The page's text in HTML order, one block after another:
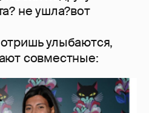
не ушла?вот
улыбаются,
совместные: